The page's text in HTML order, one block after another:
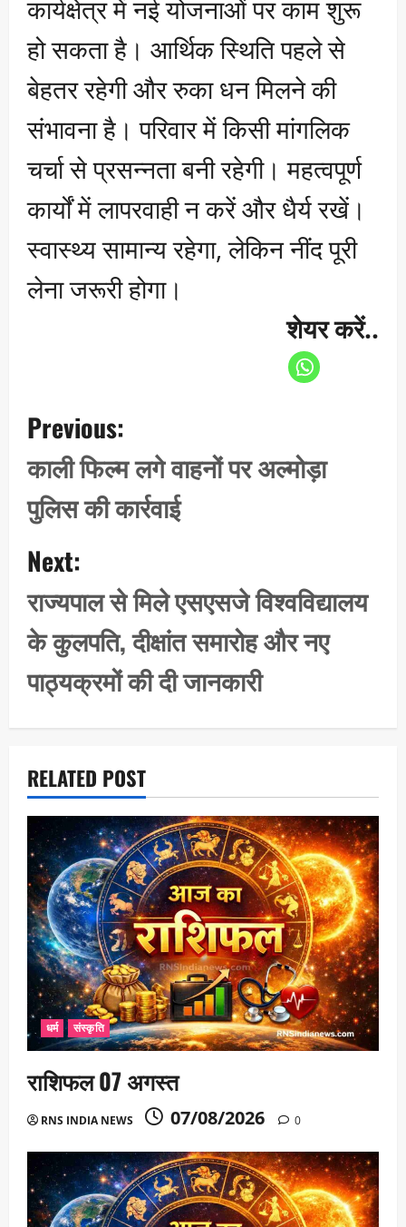
कार्यक्षेत्र में नई योजनाओं पर काम शुरू
हो सकता है। आर्थिक स्थिति पहले से
बेहतर रहेगी और रुका धन मिलने की
संभावना है। परिवार में किसी मांगलिक
चर्चा से प्रसन्नता बनी रहेगी। महत्वपूर्ण
कार्यों में लापरवाही न करें और धैर्य रखें।
स्वास्थ्य सामान्य रहेगा, लेकिन नींद पूरी
लेना जरूरी होगा।
शेयर करें..
o
s
t
n
v
i
g
a
t
i
o
Previous:
काली फिल्म लगे वाहनों पर अल्मोड़ा
पुलिस की कार्रवाई
Next:
राज्यपाल से मिले एसएसजे विश्वविद्यालय
के कुलपति, दीक्षांत समारोह और नए
पाठ्यक्रमों की दी जानकारी
RELATED POST
धर्म संस्कृति
राशिफल 07 अगस्त
RNS INDIA NEWS 07/08/2026 0